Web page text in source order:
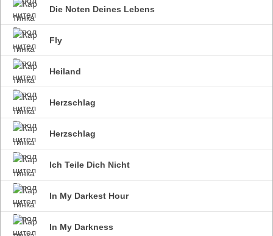
Die Noten Deines Lebens
Fly
Heiland
Herzschlag
Herzsсhlag
Ich Teile Dich Nicht
In My Darkest Hour
In My Darkness